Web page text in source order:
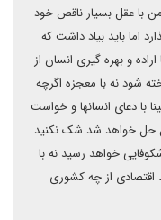
با عقل بسیار ناقص خود
اما باید بیاد داشت که
و بهره گیری انسان از
شود نه با معجزه اگرچه
با دعای انسانها و خواست
حل خواهد شد شک نکنید
خواهد رسید نه با
اقتصادی از چه کشوری